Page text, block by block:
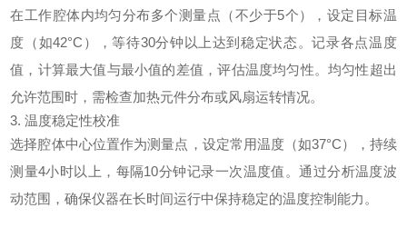
在工作腔体内均匀分布多个测量点（不少于5个），设定目标温
度（如42°C），等待30分钟以上达到稳定状态。记录各点温度
值，计算最大值与最小值的差值，评估温度均匀性。均匀性超出
允许范围时，需检查加热元件分布或风扇运转情况。
3. 温度稳定性校准
选择腔体中心位置作为测量点，设定常用温度（如37°C），持续
测量4小时以上，每隔10分钟记录一次温度值。通过分析温度波
动范围，确保仪器在长时间运行中保持稳定的温度控制能力。